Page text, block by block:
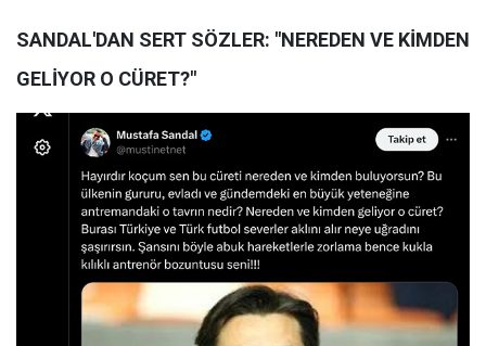
SANDAL'DAN SERT SÖZLER: "NEREDEN VE KİMDEN
GELİYOR O CÜRET?"